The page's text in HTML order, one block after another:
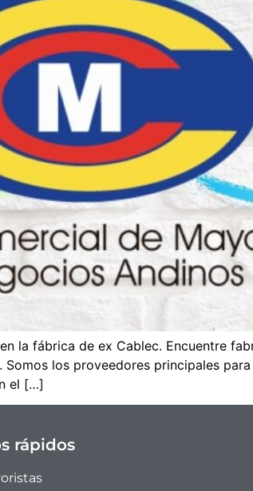
la fábrica de ex Cablec. Encuentre
los proveedores principales
el […]
rápidos